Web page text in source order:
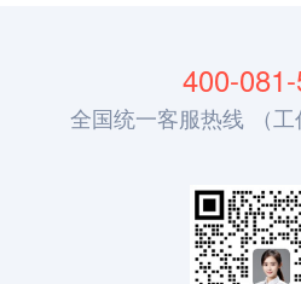
400-
全国统一客服热线 （工